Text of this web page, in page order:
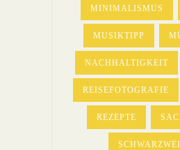
MINIMALISMUS
MUSIKTIPP
NACHHALTIGKEIT
REISEFOTOGRAFIE
REZEPTE